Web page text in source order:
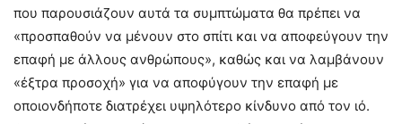
που παρουσιάζουν αυτά τα συμπτώματα θα πρέπει να
«προσπαθούν να μένουν στο σπίτι και να αποφεύγουν την
επαφή με άλλους ανθρώπους», καθώς και να λαμβάνουν
«έξτρα προσοχή» για να αποφύγουν την επαφή με
οποιονδήποτε διατρέχει υψηλότερο κίνδυνο από τον ιό.